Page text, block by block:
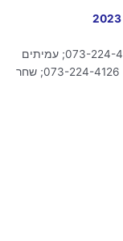
31 העמותה לקידום מקצועי שחר און טלפון 073-224-4126; עמיתים
שחר און טלפון 073-224-4126; שחר און טלפון 073-224-4126; שחר